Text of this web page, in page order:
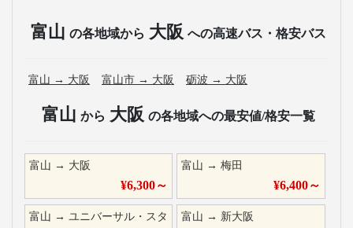
富山 の各地域から 大阪 への高速バス・格安バス
富山 → 大阪 富山市 → 大阪 砺波 → 大阪
富山 から 大阪 の各地域への最安値/格安一覧
富山 → 大阪
¥6,300～
富山 →梅田
¥6,400～
富山 → ユニバーサル・スタ
富山 → 新大阪